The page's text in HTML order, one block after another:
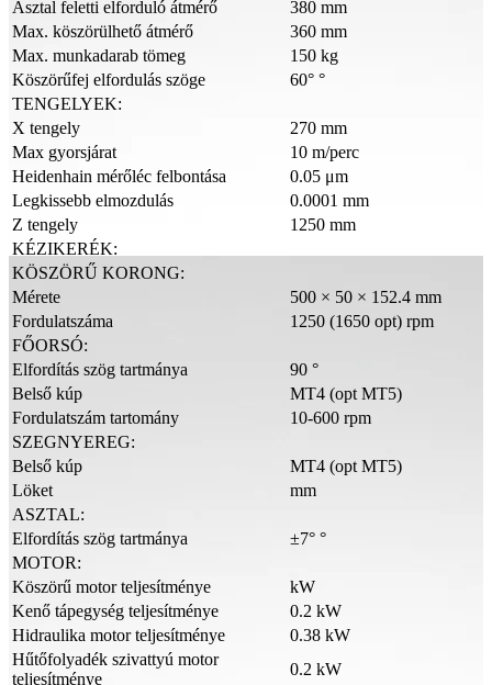
Asztal feletti elforduló átmérő
380 mm
Max. köszörülhető átmérő
360 mm
Max. munkadarab tömeg
150 kg
Köszörűfej elfordulás szöge
60° °
TENGELYEK:
X tengely
270 mm
Max gyorsjárat
10 m/perc
Heidenhain mérőléc felbontása
0.05 μm
Legkissebb elmozdulás
0.0001 mm
Z tengely
1250 mm
KÉZIKERÉK:
KÖSZÖRŰ KORONG:
Mérete
500 × 50 × 152.4 mm
Fordulatszáma
1250 (1650 opt) rpm
FŐORSÓ:
Elfordítás szög tartmánya
90 °
Belső kúp
MT4 (opt MT5)
Fordulatszám tartomány
10-600 rpm
SZEGNYEREG:
Belső kúp
MT4 (opt MT5)
Löket
mm
ASZTAL:
Elfordítás szög tartmánya
±7° °
MOTOR:
Köszörű motor teljesítménye
kW
Kenő tápegység teljesítménye
0.2 kW
Hidraulika motor teljesítménye
0.38 kW
Hűtőfolyadék szivattyú motor
teljesítménye
0.2 kW